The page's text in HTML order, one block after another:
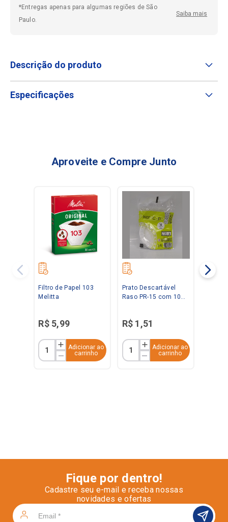
*Entregas apenas para algumas regiões de São
Paulo.
Saiba mais
Descrição do produto
Especificações
Aproveite e Compre Junto
Filtro de Papel 103
Melitta
R$ 5,99
Adicionar ao
carrinho
Prato Descartável
Raso PR-15 com 10
R$ 1 ,51
Adicionar ao
carrinho
Fique por dentro!
Cadastre seu e-mail e receba nossas
novidades e ofertas